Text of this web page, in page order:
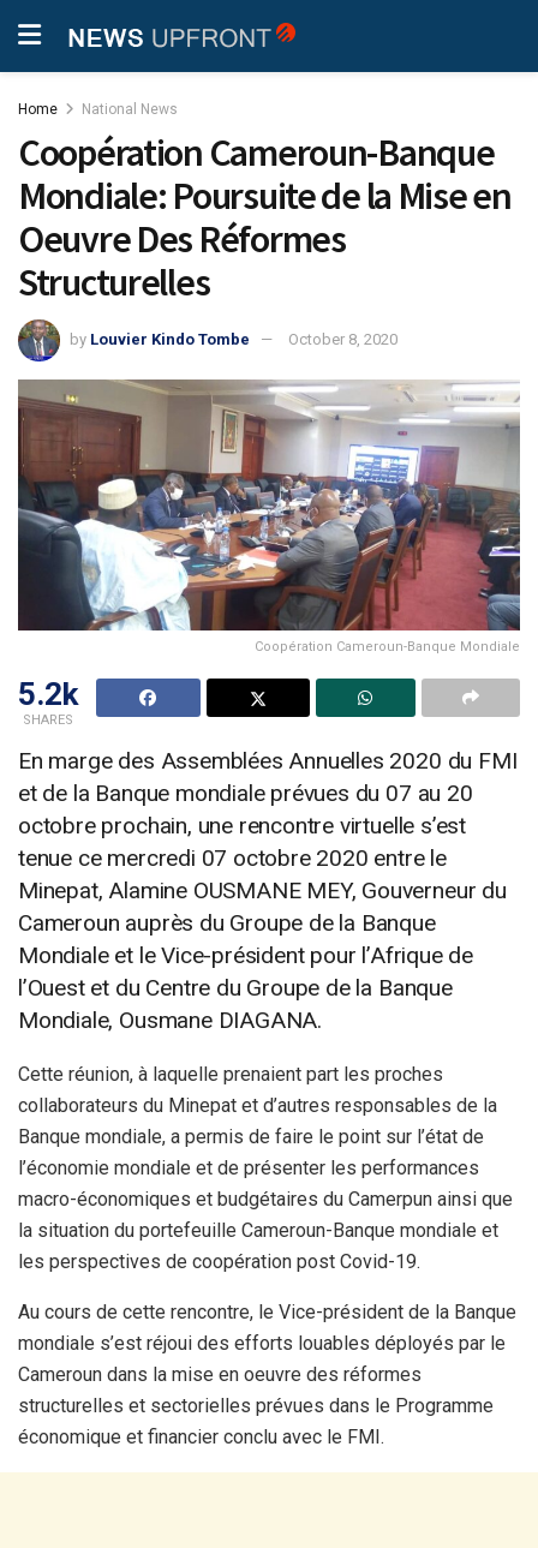
Home National News
Coopération Cameroun-Banque
Mondiale: Poursuite de la Mise en
Oeuvre Des Réformes
Structurelles
by Louvier Kindo Tombe October 8, 2020
Coopération Cameroun-Banque Mondiale
5.2k
SHARES
En marge des Assemblées Annuelles 2020 du FMI
et de la Banque mondiale prévues du 07 au 20
octobre prochain, une rencontre virtuelle s’est
tenue ce mercredi 07 octobre 2020 entre le
Minepat, Alamine OUSMANE MEY, Gouverneur du
Cameroun auprès du Groupe de la Banque
Mondiale et le Vice-président pour l’Afrique de
l’Ouest et du Centre du Groupe de la Banque
Mondiale, Ousmane DIAGANA.
Cette réunion, à laquelle prenaient part les proches
collaborateurs du Minepat et d’autres responsables de la
Banque mondiale, a permis de faire le point sur l’état de
l’économie mondiale et de présenter les performances
macro-économiques et budgétaires du Camerpun ainsi que
la situation du portefeuille Cameroun-Banque mondiale et
les perspectives de coopération post Covid-19.
Au cours de cette rencontre, le Vice-président de la Banque
mondiale s’est réjoui des efforts louables déployés par le
Cameroun dans la mise en oeuvre des réformes
structurelles et sectorielles prévues dans le Programme
économique et financier conclu avec le FMI.